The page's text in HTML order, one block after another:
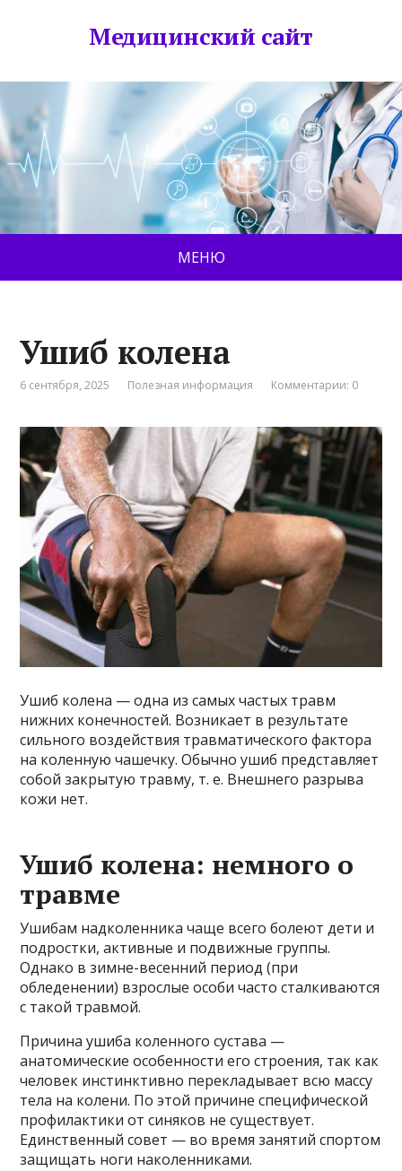
Медицинский сайт
МЕНЮ
Ушиб колена
6 сентября, 2025 Полезная информация Комментарии: 0
Ушиб колена — одна из самых частых травм
нижних конечностей. Возникает в результате
сильного воздействия травматического фактора
на коленную чашечку. Обычно ушиб представляет
собой закрытую травму, т. е. Внешнего разрыва
кожи нет.
Ушиб колена: немного о
травме
Ушибам надколенника чаще всего болеют дети и
подростки, активные и подвижные группы.
Однако в зимне-весенний период (при
обледенении) взрослые особи часто сталкиваются
с такой травмой.
Причина ушиба коленного сустава —
анатомические особенности его строения, так как
человек инстинктивно перекладывает всю массу
тела на колени. По этой причине специфической
профилактики от синяков не существует.
Единственный совет — во время занятий спортом
защищать ноги наколенниками.